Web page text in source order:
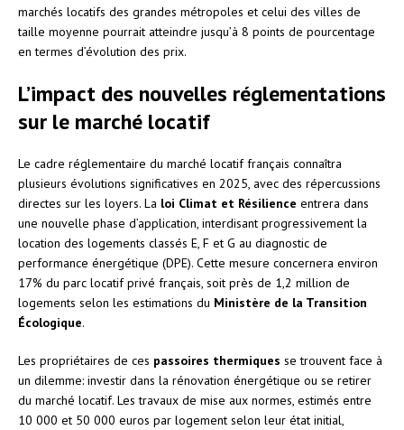
marchés locatifs des grandes métropoles et celui des villes de
taille moyenne pourrait atteindre jusqu’à 8 points de pourcentage
en termes d’évolution des prix.
L’impact des nouvelles réglementations
sur le marché locatif
Le cadre réglementaire du marché locatif français connaîtra
plusieurs évolutions significatives en 2025, avec des répercussions
directes sur les loyers. La loi Climat et Résilience entrera dans
une nouvelle phase d’application, interdisant progressivement la
location des logements classés E, F et G au diagnostic de
performance énergétique (DPE). Cette mesure concernera environ
17% du parc locatif privé français, soit près de 1,2 million de
logements selon les estimations du Ministère de la Transition
Écologique.
Les propriétaires de ces passoires thermiques se trouvent face à
un dilemme: investir dans la rénovation énergétique ou se retirer
du marché locatif. Les travaux de mise aux normes, estimés entre
10 000 et 50 000 euros par logement selon leur état initial,